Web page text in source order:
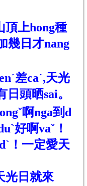
頂上hong種
幾日才nang
差caˊ,天光
日頭晒sai。
啊nga到d
好啊vaˇ！
！一定愛天
光日就來